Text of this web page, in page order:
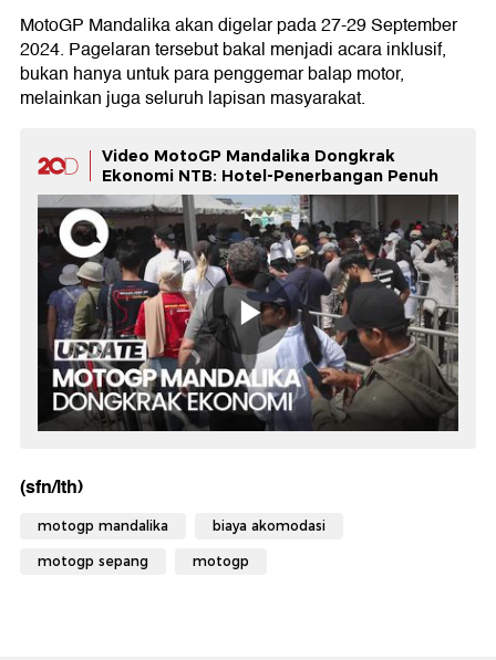
MotoGP Mandalika akan digelar pada 27-29 September
2024. Pagelaran tersebut bakal menjadi acara inklusif,
bukan hanya untuk para penggemar balap motor,
melainkan juga seluruh lapisan masyarakat.
Video MotoGP Mandalika Dongkrak
Ekonomi NTB: Hotel-Penerbangan Penuh
(sfn/lth)
motogp mandalika biaya akomodasi
motogp sepang motogp